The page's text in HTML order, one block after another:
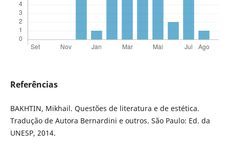
Referências
BAKHTIN, Mikhail. Questões de literatura e de estética.
Tradução de Autora Bernardini e outros. São Paulo: Ed. da
UNESP, 2014.